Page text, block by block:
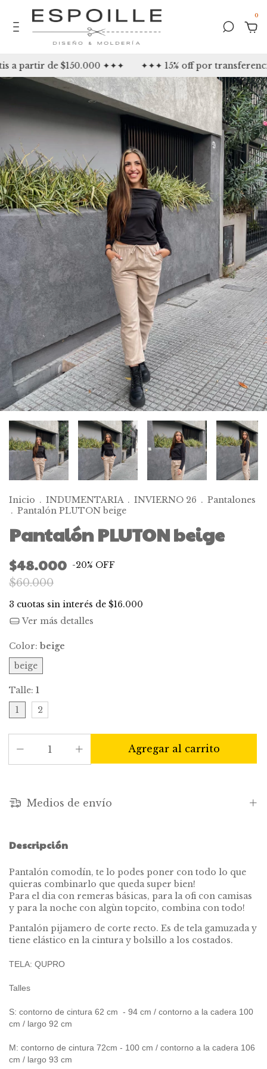
0
partir de $150.000 ✦✦✦ ✦✦✦ 15% off por
Inicio . INDUMENTARIA . INVIERNO 26 . Pantalones
. Pantalón PLUTON beige
Pantalón PLUTON beige
$48.000 -20% OFF
$60.000
3 cuotas sin interés de $16.000
Ver más detalles
Color: beige
beige
Talle: 1
1
2
Medios de envío
Descripción
Pantalón comodín, te lo podes poner con todo lo que
quieras combinarlo que queda super bien!
Para el dia con remeras básicas, para la ofi con camisas
y para la noche con algùn topcito, combina con todo!
Pantalón pijamero de corte recto. Es de tela gamuzada y
tiene elástico en la cintura y bolsillo a los costados.
TELA: QUPRO
Talles
S: contorno de cintura 62 cm - 94 cm / contorno a la cadera 100
cm / largo 92 cm
M: contorno de cintura 72cm - 100 cm / contorno a la cadera 106
cm / largo 93 cm